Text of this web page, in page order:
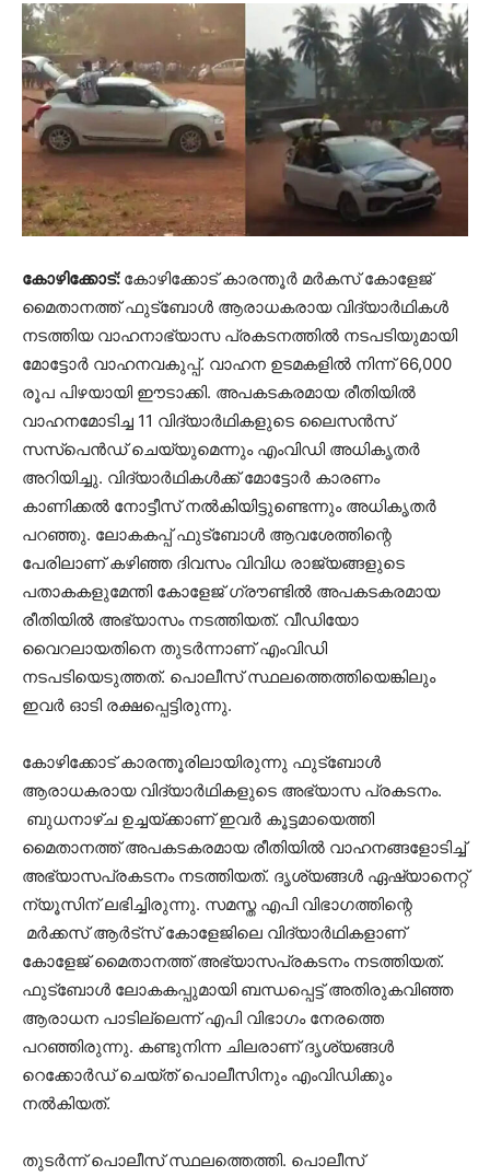
കോഴിക്കോട്: കോഴിക്കോട് കാരന്തൂര്‍ മര്‍കസ് കോളേജ്
മൈതാനത്ത് ഫുട്ബോൾ ആരാധകരായ വിദ്യാർഥികൾ
നടത്തിയ വാഹനാഭ്യാസ പ്രകടനത്തിൽ നടപടിയുമായി
മോട്ടോർ വാഹനവകുപ്പ്. വാഹന ഉടമകളിൽ നിന്ന് 66,000
രൂപ പിഴയായി ഈടാക്കി. അപകടകരമായ രീതിയിൽ
വാഹനമോടിച്ച 11 വിദ്യാര്‍ഥികളുടെ ലൈസന്‍സ്
സസ്‌പെന്‍ഡ് ചെയ്യുമെന്നും എംവിഡി അധികൃതർ
അറിയിച്ചു. വിദ്യാര്‍ഥികള്‍ക്ക് മോട്ടോര്‍ കാരണം
കാണിക്കല്‍ നോട്ടീസ് നല്‍കിയിട്ടുണ്ടെന്നും അധികൃതർ
പറഞ്ഞു. ലോകകപ്പ് ഫുട്‌ബോള്‍ ആവശേത്തിന്റെ
പേരിലാണ് കഴിഞ്ഞ ദിവസം വിവിധ രാജ്യങ്ങളുടെ
പതാകകളുമേന്തി കോളേജ് ഗ്രൗണ്ടില്‍ അപകടകരമായ
രീതിയിൽ അഭ്യാസം നടത്തിയത്. വീഡിയോ
വൈറലായതിനെ തുടർന്നാണ് എംവിഡി
നടപടിയെടുത്തത്. പൊലീസ് സ്ഥലത്തെത്തിയെങ്കിലും
ഇവർ ഓടി രക്ഷപ്പെട്ടിരുന്നു.
കോഴിക്കോട് കാരന്തൂരിലായിരുന്നു ഫുട്ബോൾ
ആരാധകരായ വിദ്യാര്‍ഥികളുടെ അഭ്യാസ പ്രകടനം.
ബുധനാഴ്ച ഉച്ചയ്ക്കാണ് ഇവർ കൂട്ടമായെത്തി
മൈതാനത്ത് അപകടകരമായ രീതിയില്‍ വാഹനങ്ങളോടിച്ച്
അഭ്യാസപ്രകടനം നടത്തിയത്. ദൃശ്യങ്ങൾ ഏഷ്യാനെറ്റ്
ന്യൂസിന് ലഭിച്ചിരുന്നു. സമസ്ത എപി വിഭാ​ഗത്തിന്റെ
മര്‍ക്കസ് ആര്‍ട്‌സ് കോളേജിലെ വിദ്യാര്‍ഥികളാണ്
കോളേജ് മൈതാനത്ത് അഭ്യാസപ്രകടനം നടത്തിയത്.
ഫുട്ബോൾ ലോകകപ്പുമായി ബന്ധപ്പെട്ട് അതിരുകവിഞ്ഞ
ആരാധന പാടില്ലെന്ന് എപി വിഭാ​ഗം നേരത്തെ
പറഞ്ഞിരുന്നു. കണ്ടുനിന്ന ചിലരാണ് ദൃശ്യങ്ങൾ
റെക്കോർഡ് ചെയ്ത് പൊലീസിനും എംവിഡിക്കും
നൽകിയത്.
തുടർന്ന് പൊലീസ് സ്ഥലത്തെത്തി. പൊലീസ്